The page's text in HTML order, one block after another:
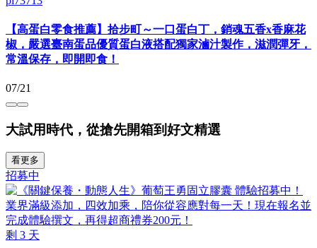
【高蛋白零食推薦】拾步町～一口蛋白丁，銷魂五香x香麻花
椒，嚴選臺南蛋品優質蛋白液搭配獨家滷汁製作，滋潤彈牙，
常溫保存，即開即食！
07/21
大試用時代，從搶先開箱到好文精選
看更多
招募中
剩 3 天